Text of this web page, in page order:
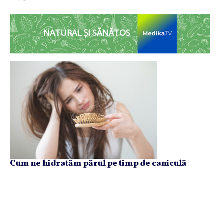
NATURAL ȘI SĂNĂTOS
Cum ne hidratăm părul pe timp de caniculă